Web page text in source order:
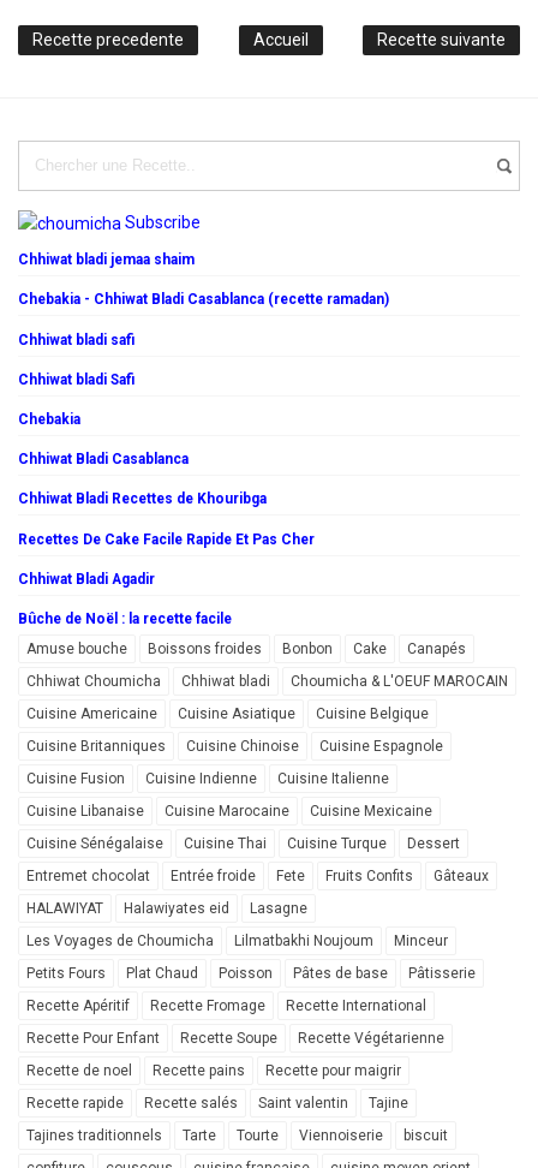
Recette precedente Recette suivante
Accueil
Subscribe
Chhiwat bladi jemaa shaim
Chebakia - Chhiwat Bladi Casablanca (recette ramadan)
Chhiwat bladi safi
Chhiwat bladi Safi
Chebakia
Chhiwat Bladi Casablanca
Chhiwat Bladi Recettes de Khouribga
Recettes De Cake Facile Rapide Et Pas Cher
Chhiwat Bladi Agadir
Bûche de Noël : la recette facile
Amuse bouche
Boissons froides Bonbon Cake
Canapés
Chhiwat Choumicha
Chhiwat bladi
Choumicha & L'OEUF MAROCAIN
Cuisine Americaine
Cuisine Asiatique
Cuisine Belgique
Cuisine Britanniques
Cuisine Chinoise
Cuisine Espagnole
Cuisine Fusion
Cuisine Indienne
Cuisine Italienne
Cuisine Libanaise
Cuisine Marocaine
Cuisine Mexicaine
Cuisine Sénégalaise
Cuisine Thai Cuisine Turque
Dessert
Entremet chocolat
Entrée froide Fete Fruits Confits
Gâteaux
HALAWIYAT
Halawiyates eid
Lasagne
Les Voyages de Choumicha
Lilmatbakhi Noujoum
Minceur
Petits Fours
Plat Chaud Poisson Pâtes de base
Pâtisserie
Recette Apéritif
Recette Fromage
Recette International
Recette Pour Enfant
Recette Soupe
Recette Végétarienne
Recette de noel
Recette pains
Recette pour maigrir
Recette rapide
Recette salés Saint valentin
Tajine
Tajines traditionnels
Tarte Tourte Viennoiserie
biscuit